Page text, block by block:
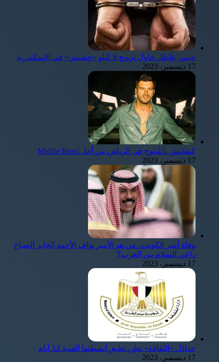
حبس عاطل حاول ترويج 8 كيلو «حشيش» في الإسكندرية
17 ديسمبر، 2023
كيفانتش تاتليتوج في الرياض من أجل Middle Beast
17 ديسمبر، 2023
وفاة أمير الكويت.. من هو الأمير نواف الأحمد الجابر الصباح
راعي السلام بين العرب؟
17 ديسمبر، 2023
حدادًا.. «الثقافة» تعلن تعليق أنشطتها الفنية لـ3 أيام
17 ديسمبر، 2023